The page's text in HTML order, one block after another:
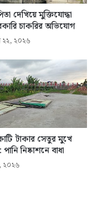
দেখিয়ে মুক্তিযোদ্ধা
চাকরির অভিযোগ
২২, ২০২৬
টাকার সেতুর মুখে
নিষ্কাশনে বাধা
২০২৬